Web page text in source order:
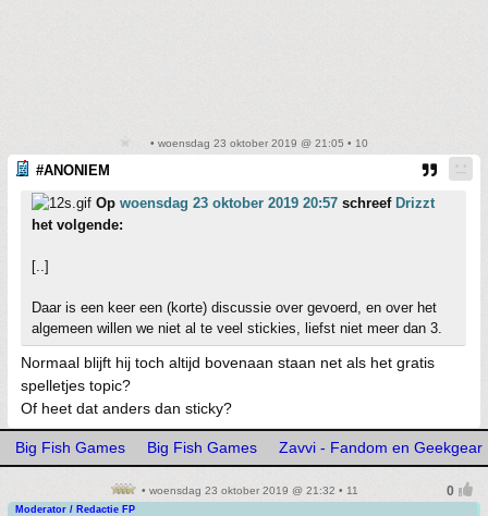
• woensdag 23 oktober 2019 @ 21:05 • 10
#ANONIEM
Op woensdag 23 oktober 2019 20:57 schreef Drizzt
het volgende:
[..]
Daar is een keer een (korte) discussie over gevoerd, en over het
algemeen willen we niet al te veel stickies, liefst niet meer dan 3.
Normaal blijft hij toch altijd bovenaan staan net als het gratis
spelletjes topic?
Of heet dat anders dan sticky?
Big Fish Games Big Fish Games Zavvi - Fandom en Geekgear
• woensdag 23 oktober 2019 @ 21:32 • 11
Moderator / Redactie FP